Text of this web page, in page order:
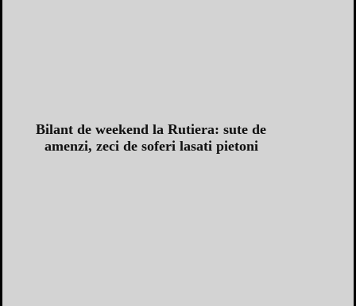
Bilant de weekend la Rutiera: sute de
amenzi, zeci de soferi lasati pietoni